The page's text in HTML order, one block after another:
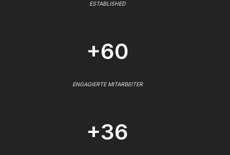
ESTABLISHED
+60
ENGAGIERTE MITARBEITER
+36